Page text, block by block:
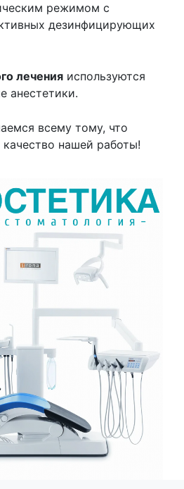
режимом с
дезинфицирующих
лечения используются
анестетики.
всему тому, что
нашей работы!